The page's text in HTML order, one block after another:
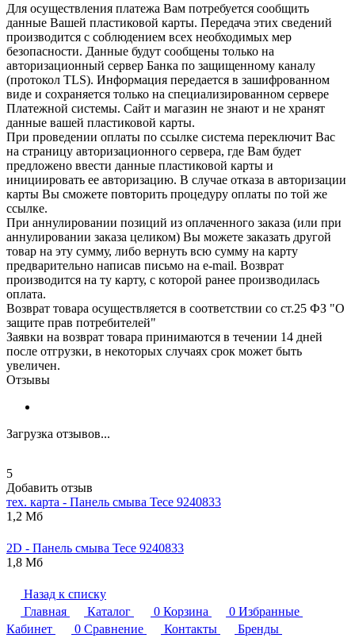
Для осуществления платежа Вам потребуется сообщить
данные Вашей пластиковой карты. Передача этих сведений
производится с соблюдением всех необходимых мер
безопасности. Данные будут сообщены только на
авторизационный сервер Банка по защищенному каналу
(протокол TLS). Информация передается в зашифрованном
виде и сохраняется только на специализированном сервере
Платежной системы. Сайт и магазин не знают и не хранят
данные вашей пластиковой карты.
При проведении оплаты по ссылке система переключит Вас
на страницу авторизационного сервера, где Вам будет
предложено ввести данные пластиковой карты и
инициировать ее авторизацию. В случае отказа в авторизации
карты Вы сможете повторить процедуру оплаты по той же
ссылке.
При аннулировании позиций из оплаченного заказа (или при
аннулировании заказа целиком) Вы можете заказать другой
товар на эту сумму, либо вернуть всю сумму на карту
предварительно написав письмо на e-mail. Возврат
производится на ту карту, с которой ранее производилась
оплата.
Возврат товара осуществляется в соответствии со ст.25 ФЗ "О
защите прав потребителей"
Заявки на возврат товара принимаются в течении 14 дней
после отгрузки, в некоторых случаях срок может быть
увеличен.
Отзывы
Загрузка отзывов...
5
Добавить отзыв
тех. карта - Панель смыва Tece 9240833
1,2 Мб
2D - Панель смыва Tece 9240833
1,8 Мб
Назад к списку
Главная
Каталог 0 Корзина 0 Избранные
Кабинет
0 Сравнение Контакты
Бренды